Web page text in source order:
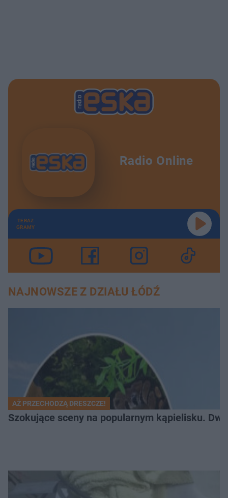
Radio Online
TERAZ
GRAMY
NAJNOWSZE Z DZIAŁU ŁÓDŹ
AŻ PRZECHODZĄ DRESZCZE!
Szokujące sceny na popularnym kąpielisku.